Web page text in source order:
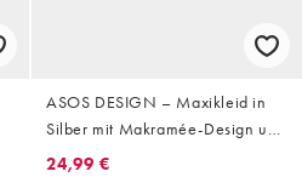
ASOS DESIGN – Maxikleid in
Silber mit Makramée-Design und
U-Boot-Ausschnitt
24,99 €